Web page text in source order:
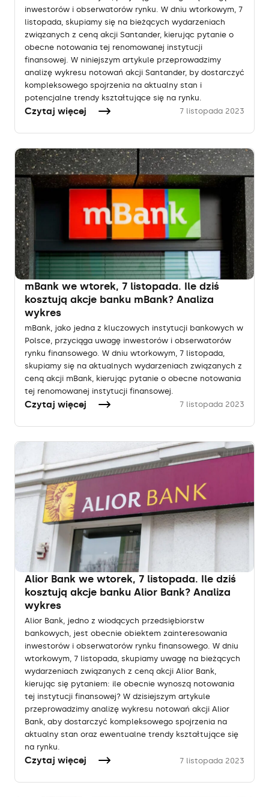
inwestorów i obserwatorów rynku. W dniu wtorkowym, 7
listopada, skupiamy się na bieżących wydarzeniach
związanych z ceną akcji Santander, kierując pytanie o
obecne notowania tej renomowanej instytucji
finansowej. W niniejszym artykule przeprowadzimy
analizę wykresu notowań akcji Santander, by dostarczyć
kompleksowego spojrzenia na aktualny stan i
potencjalne trendy kształtujące się na rynku.
Czytaj więcej 7 listopada 2023
mBank we wtorek, 7 listopada. Ile dziś
kosztują akcje banku mBank? Analiza
wykres
mBank, jako jedna z kluczowych instytucji bankowych w
Polsce, przyciąga uwagę inwestorów i obserwatorów
rynku finansowego. W dniu wtorkowym, 7 listopada,
skupiamy się na aktualnych wydarzeniach związanych z
ceną akcji mBank, kierując pytanie o obecne notowania
tej renomowanej instytucji finansowej.
Czytaj więcej 7 listopada 2023
Alior Bank we wtorek, 7 listopada. Ile dziś
kosztują akcje banku Alior Bank? Analiza
wykres
Alior Bank, jedno z wiodących przedsiębiorstw
bankowych, jest obecnie obiektem zainteresowania
inwestorów i obserwatorów rynku finansowego. W dniu
wtorkowym, 7 listopada, skupiamy uwagę na bieżących
wydarzeniach związanych z ceną akcji Alior Bank,
kierując się pytaniem: ile obecnie wynoszą notowania
tej instytucji finansowej? W dzisiejszym artykule
przeprowadzimy analizę wykresu notowań akcji Alior
Bank, aby dostarczyć kompleksowego spojrzenia na
aktualny stan oraz ewentualne trendy kształtujące się
na rynku.
Czytaj więcej 7 listopada 2023